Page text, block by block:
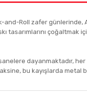
and-Roll zafer
tasarımlarını
dayanmaktadır,
bu kayışlarda